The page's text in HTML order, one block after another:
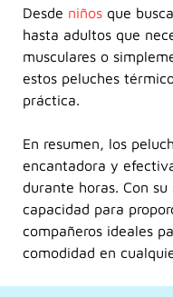
Desde niños que
hasta adultos que
musculares o
estos peluches
práctica.
En resumen, los
encantadora y
durante horas. Con
capacidad para
compañeros ideales
comodidad en